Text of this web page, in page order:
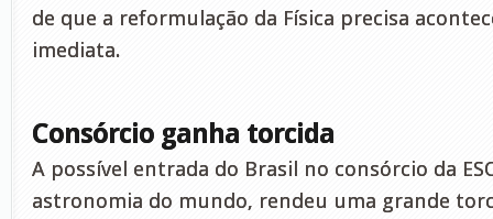
de que a reformulação da Física precisa
imediata.
Consórcio ganha torcida
A possível entrada do Brasil no consórcio da
astronomia do mundo, rendeu uma grande